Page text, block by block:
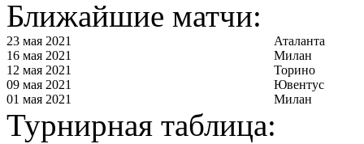
Ближайшие матчи:
23 мая 2021
Аталанта
16 мая 2021
Милан
12 мая 2021
Торино
09 мая 2021
Ювентус
01 мая 2021
Милан
Турнирная таблица: